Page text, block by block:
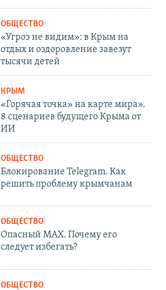
ОБЩЕСТВО
«Угроз не видим»: в Крым на
отдых и оздоровление завезут
тысячи детей
КРЫМ
«Горячая точка» на карте мира».
8 сценариев будущего Крыма от
ИИ
ОБЩЕСТВО
Блокирование Telegram. Как
решить проблему крымчанам
ОБЩЕСТВО
Опасный MAX. Почему его
следует избегать?
ОБЩЕСТВО